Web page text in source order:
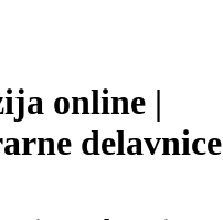
online |
delavnice